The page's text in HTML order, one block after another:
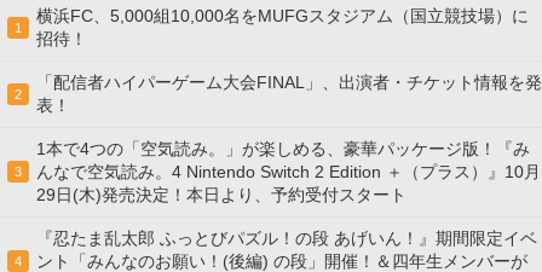
1
横浜FC、5,000組10,000名をMUFGスタジアム（国立競技場）に
招待！
2
「配信者ハイパーゲーム大会FINAL」、出演者・チケット情報を発
表！
3
1本で4つの「空気読み。」が楽しめる、豪華パッケージ版！『み
んなで空気読み。4 Nintendo Switch 2 Edition ＋（プラス）』10月
29日(木)発売決定！本日より、予約受付スタート
4
『忍たま乱太郎 ふっとびパズル！の段 あげいん！』期間限定イベ
ント「みんなのお願い！(後編) の段」開催！＆四年生メンバーが